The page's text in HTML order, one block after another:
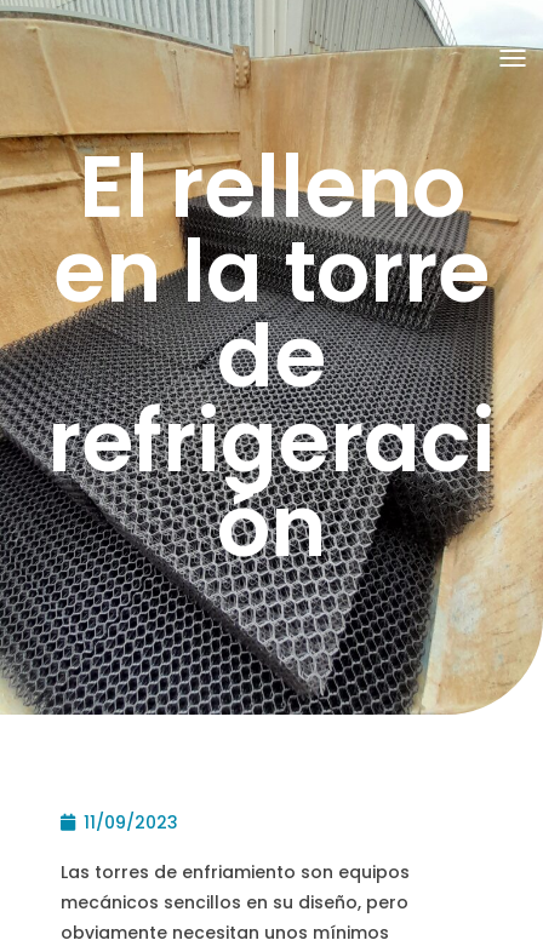
R
M
O
D
A
C
El relleno
en la torre
de
refrigeraci
ón
11/09/2023
Las torres de enfriamiento son equipos
mecánicos sencillos en su diseño, pero
obviamente necesitan unos mínimos